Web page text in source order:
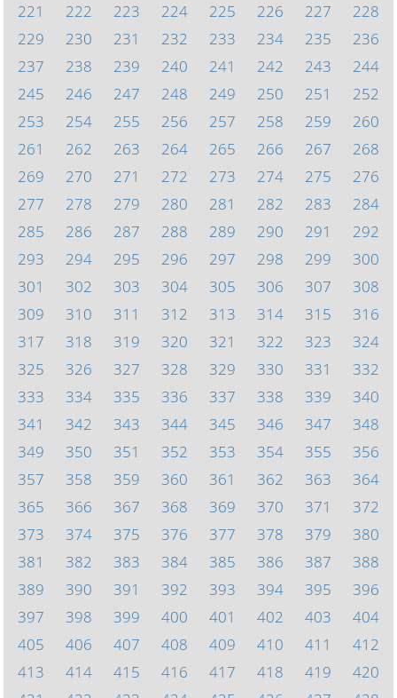
221
222 223 224 225 226 227
228
229
230 231 232 233 234 235
236
237
238 239 240 241 242 243
244
245
246 247 248 249 250 251
252
253
254 255 256 257 258 259
260
261
262 263 264 265 266 267
268
269
270 271 272 273 274 275
276
277
278 279 280 281 282 283
284
285
286 287 288 289 290 291
292
293
294 295 296 297 298 299
300
301
302 303 304 305 306 307
308
309
310 311 312 313 314 315
316
317
318 319 320 321 322 323
324
325
326 327 328 329 330 331
332
333
334 335 336 337 338 339
340
341
342 343 344 345 346 347
348
349
350 351 352 353 354 355
356
357
358 359 360 361 362 363
364
365
366 367 368 369 370 371
372
373
374 375 376 377 378 379
380
381
382 383 384 385 386 387
388
389
390 391 392 393 394 395
396
397
398 399 400 401 402 403
404
405
406 407 408 409 410 411
412
413
414 415 416 417 418 419
420